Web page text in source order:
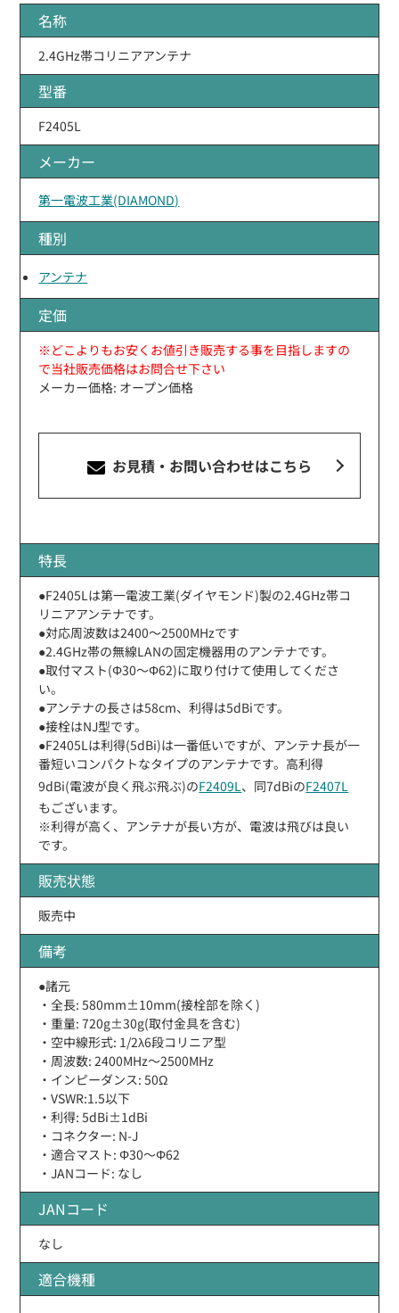
名称
2.4GHz帯コリニアアンテナ
型番
F2405L
メーカー
第一電波工業(DIAMOND)
種別
アンテナ
定価
※どこよりもお安くお値引き販売する事を目指しますの
で当社販売価格はお問合せ下さい
メーカー価格: オープン価格
お見積・お問い合わせはこちら
特長
●F2405Lは第一電波工業(ダイヤモンド)製の2.4GHz帯コ
リニアアンテナです。
●対応周波数は2400〜2500MHzです
●2.4GHz帯の無線LANの固定機器用のアンテナです。
●取付マスト(Φ30〜Φ62)に取り付けて使用してくださ
い。
●アンテナの長さは58cm、利得は5dBiです。
●接栓はNJ型です。
●F2405Lは利得(5dBi)は一番低いですが、アンテナ長が一
番短いコンパクトなタイプのアンテナです。高利得
9dBi(電波が良く飛ぶ飛ぶ)のF2409L、同7dBiのF2407L
もございます。
※利得が高く、アンテナが長い方が、電波は飛びは良い
です。
販売状態
販売中
備考
●諸元
・全長: 580mm±10mm(接栓部を除く)
・重量: 720g±30g(取付金具を含む)
・空中線形式: 1/2λ6段コリニア型
・周波数: 2400MHz〜2500MHz
・インピーダンス: 50Ω
・VSWR:1.5以下
・利得: 5dBi±1dBi
・コネクター: N-J
・適合マスト: Φ30〜Φ62
・JANコード: なし
JANコード
なし
適合機種